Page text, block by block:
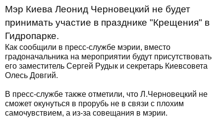
Мэр Киева Леонид Черновецкий не будет
принимать участие в празднике "Крещения" в
Гидропарке.
Как сообщили в пресс-службе мэрии, вместо
градоначальника на мероприятии будут присутствовать
его заместитель Сергей Рудык и секретарь Киевсовета
Олесь Довгий.
В пресс-службе также отметили, что Л.Черновецкий не
сможет окунуться в прорубь не в связи с плохим
самочувствием, а из-за совещания в мэрии.